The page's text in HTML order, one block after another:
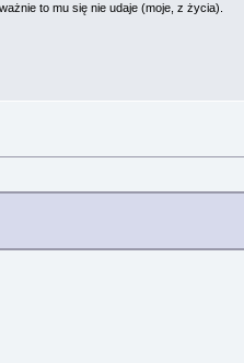
to mu się nie udaje (moje, z życia).